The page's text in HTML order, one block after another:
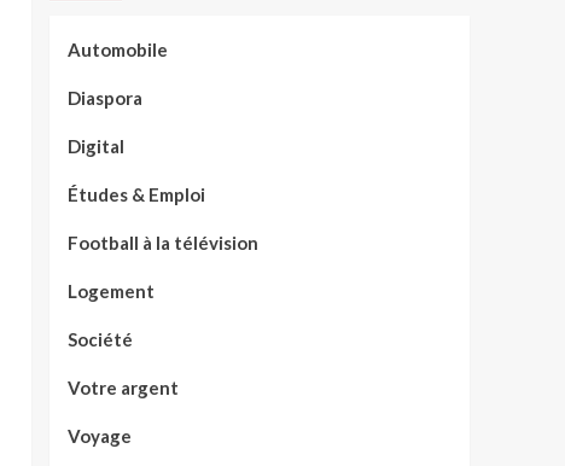
Automobile
Diaspora
Digital
Études & Emploi
Football à la télévision
Logement
Société
Votre argent
Voyage